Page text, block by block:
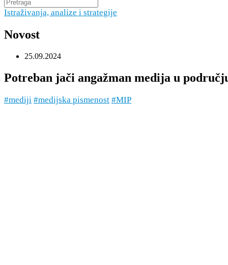
Istraživanja, analize i strategije
Novost
25.09.2024
Potreban jači angažman medija u
#mediji #medijska pismenost #MIP